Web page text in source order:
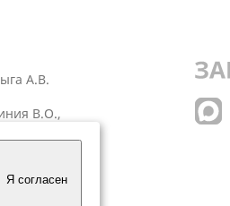
А.В.
В.О.,
Я согласен